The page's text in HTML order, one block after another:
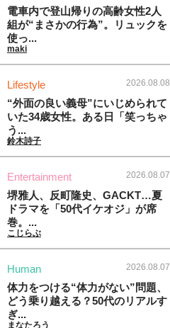
電車内で登山帰りの高齢女性2人
組が“まさかの行為”。リュックを
使っ...
maki
Lifestyle 2026.08.08
“外面の良い義母”にいじめられて
いた34歳女性。ある日「笑っちゃ
う...
鈴木詩子
Entertainment 2026.08.07
堺雅人、反町隆史、GACKT…夏
ドラマを「50代イケオジ」が席
巻。...
こじらぶ
Human 2026.08.07
体力をつける“体力がない”問題、
どう乗り越える？50代のリアルす
ぎ...
まなたろう